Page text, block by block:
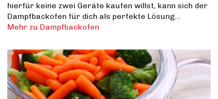
hierfür keine zwei Geräte kaufen willst, kann sich der
Dampfbackofen für dich als perfekte Lösung…
Mehr zu Dampfbackofen